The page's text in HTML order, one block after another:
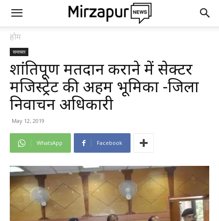
होम
समाचार
शांतिपूर्ण मतदान कराने में सेक्टर
मजिस्ट्रेट की अहम भूमिका -जिला
निर्वाचन अधिकारी
May 12, 2019
WhatsApp Facebook